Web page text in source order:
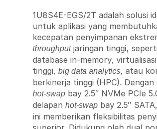
1U8S4E-EGS/2T adalah solusi
untuk aplikasi yang
kecepatan penyimpanan
throughputjaringan tinggi, seperti
database in-memory,
tinggi, big data analytics, atau
berkinerja tinggi (HPC). Dengan
hot-swap bay 2.5″ NVMe PCIe
delapan hot-swap bay 2.5″
ini memberikan fleksibilitas